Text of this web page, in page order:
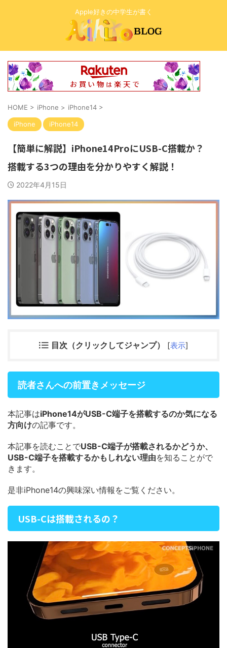
Apple好きの中学生が書く
HOME > iPhone > iPhone14 >
iPhone iPhone14
【簡単に解説】iPhone14ProにUSB-C搭載か？
搭載する3つの理由を分かりやすく解説！
2022年4月15日
目次（クリックしてジャンプ） [表示]
読者さんへの前置きメッセージ
本記事はiPhone14がUSB-C端子を搭載するのか気になる
方向けの記事です。
本記事を読むことでUSB-C端子が搭載されるかどうか、
USB-C端子を搭載するかもしれない理由を知ることがで
きます。
是非iPhone14の興味深い情報をご覧ください。
USB-Cは搭載されるの？